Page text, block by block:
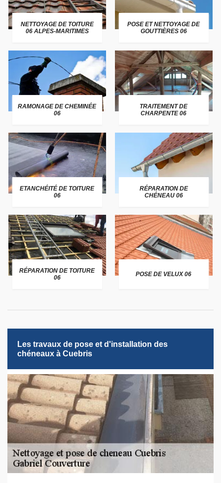
NETTOYAGE DE TOITURE
06 ALPES-MARITIMES
POSE ET NETTOYAGE DE
GOUTTIÈRES 06
RAMONAGE DE CHEMINÉE
06
TRAITEMENT DE
CHARPENTE 06
ETANCHÉITÉ DE TOITURE
06
RÉPARATION DE
CHÉNEAU 06
RÉPARATION DE TOITURE
06
POSE DE VELUX 06
Les travaux de pose et d'installation des
chéneaux à Cuebris